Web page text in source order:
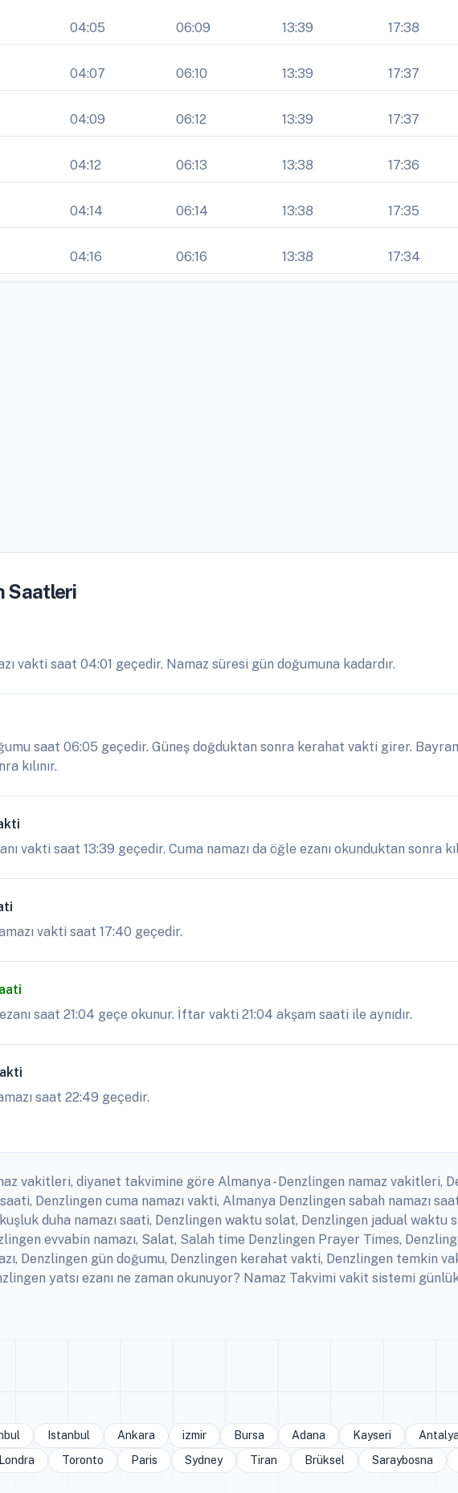
04:05 06:09 13:39 17:38
04:07 06:10 13:39 17:37
04:09 06:12 13:39 17:37
04:12 06:13 13:38 17:36
04:14 06:14 13:38 17:35
04:16 06:16 13:38 17:34
Saatleri
vakti saat 04:01 geçedir. Namaz süresi gün doğumuna kadardır.
saat 06:05 geçedir. Güneş doğduktan sonra kerahat vakti girer.
kılınır.
vakti saat 13:39 geçedir. Cuma namazı da öğle ezanı okunduktan sonra
vakti saat 17:40 geçedir.
saat 21:04 geçe okunur. İftar vakti 21:04 akşam saati ile aynıdır.
saat 22:49 geçedir.
vakitleri, diyanet takvimine göre Almanya - Denzlingen namaz vakitleri,
Denzlingen cuma namazı vakti, Almanya Denzlingen sabah namazı
duha namazı saati, Denzlingen waktu solat, Denzlingen jadual
evvabin namazı, Salat, Salah time Denzlingen Prayer Times,
Denzlingen gün doğumu, Denzlingen kerahat vakti, Denzlingen temkin
yatsı ezanı ne zaman okunuyor? Namaz Takvimi vakit sistemi
Istanbul Ankara izmir Bursa Adana Kayseri
Londra Toronto Paris Sydney Tiran Brüksel Saraybosna